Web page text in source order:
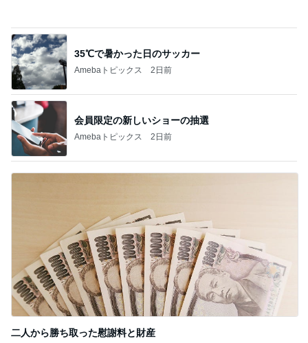
Amebaトピックス
記事を読む
過去一だったホテルの豪華ビュッフェ
Amebaトピックス 15時間前
我が家のクレーンゲームの戦利品
Amebaトピックス 17時間前